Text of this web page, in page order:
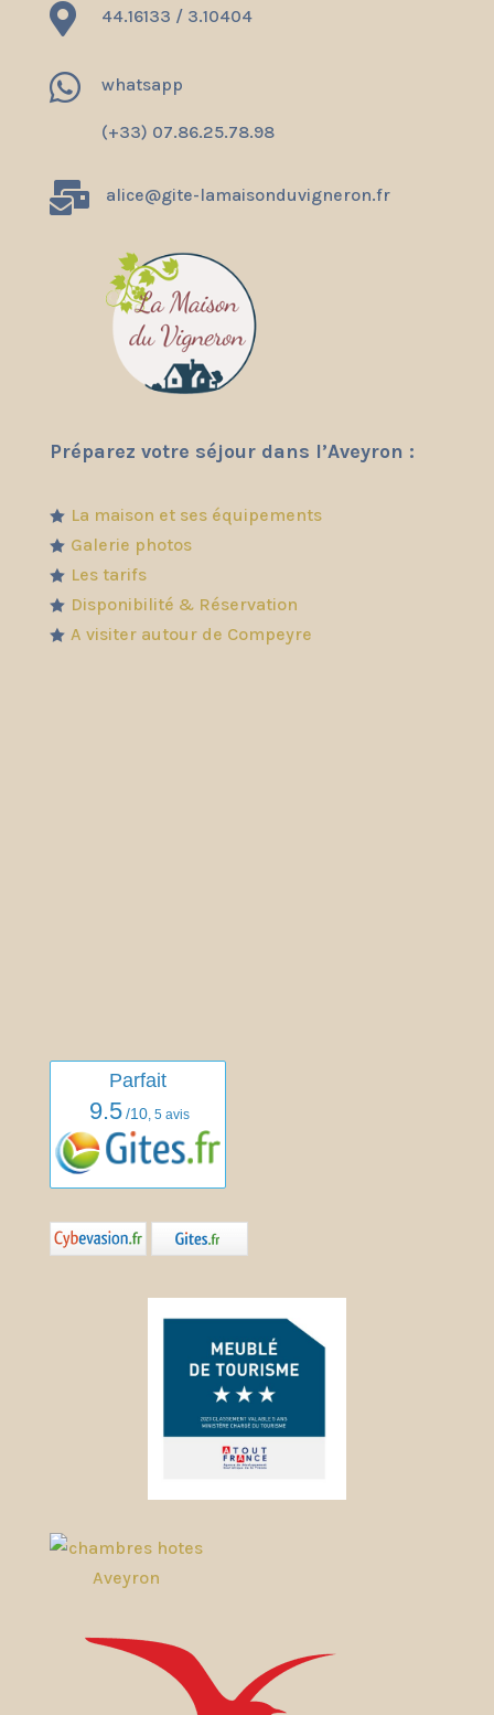
 44.16133 / 3.10404
 whatsapp
(+33) 07.86.25.78.98
 alice@gite-lamaisonduvigneron.fr
Préparez votre séjour dans l’Aveyron :
 La maison et ses équipements
 Galerie photos
 Les tarifs
 Disponibilité & Réservation
 A visiter autour de Compeyre
Parfait
9.5 /10, 5 avis